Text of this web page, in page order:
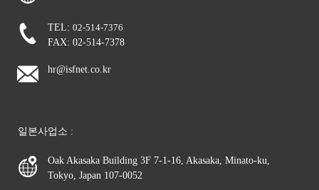
TEL:02-514-7376
FAX: 02-514-7378
hr@isfnet.co.kr
일본사업소 :
Oak Akasaka Building 3F 7-1-16, Akasaka, Minato-ku,
Tokyo, Japan 107-0052